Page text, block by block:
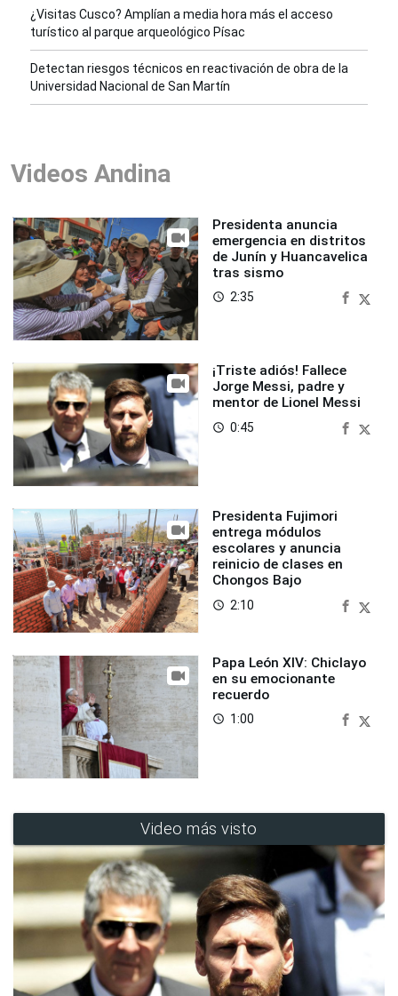
¿Visitas Cusco? Amplían a media hora más el acceso
turístico al parque arqueológico Písac
Detectan riesgos técnicos en reactivación de obra de la
Universidad Nacional de San Martín
Videos Andina
Presidenta anuncia
emergencia en distritos
de Junín y Huancavelica
tras sismo
access_time 2:35
¡Triste adiós! Fallece
Jorge Messi, padre y
mentor de Lionel Messi
access_time 0:45
Presidenta Fujimori
entrega módulos
escolares y anuncia
reinicio de clases en
Chongos Bajo
access_time 2:10
Papa León XIV: Chiclayo
en su emocionante
recuerdo
access_time 1:00
Video más visto